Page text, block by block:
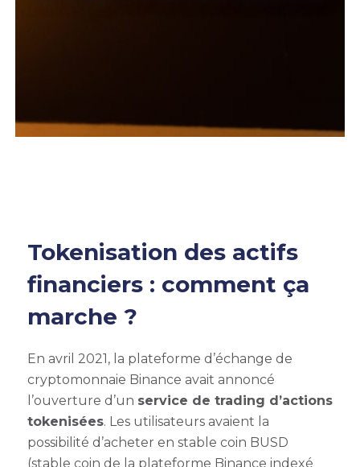
Tokenisation des actifs
financiers : comment ça
marche ?
En avril 2021, la plateforme d’échange de
cryptomonnaie Binance avait annoncé
l’ouverture d’un service de trading d’actions
tokenisées. Les utilisateurs avaient la
possibilité d’acheter en stable coin BUSD
(stable coin de la plateforme Binance indexé